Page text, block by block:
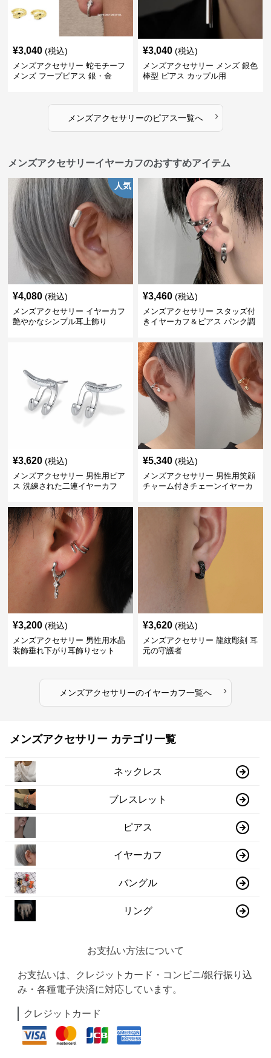
¥3,040 (税込)
メンズアクセサリー 蛇モチーフ
メンズ フープピアス 銀・金
¥3,040 (税込)
メンズアクセサリー メンズ 銀色
棒型 ピアス カップル用
メンズアクセサリーのピアス一覧へ ›
メンズアクセサリーイヤーカフのおすすめアイテム
人気
¥4,080 (税込)
メンズアクセサリー イヤーカフ
艶やかなシンプル耳上飾り
¥3,460 (税込)
メンズアクセサリー スタッズ付
きイヤーカフ＆ピアス パンク調
¥3,620 (税込)
メンズアクセサリー 男性用ピア
ス 洗練された二連イヤーカフ
¥5,340 (税込)
メンズアクセサリー 男性用笑顔
チャーム付きチェーンイヤーカ
¥3,200 (税込)
メンズアクセサリー 男性用水晶
装飾垂れ下がり耳飾りセット
¥3,620 (税込)
メンズアクセサリー 龍紋彫刻 耳
元の守護者
メンズアクセサリーのイヤーカフ一覧へ ›
メンズアクセサリー カテゴリ一覧
ネックレス
ブレスレット
ピアス
イヤーカフ
バングル
リング
お支払い方法について
お支払いは、クレジットカード・コンビニ/銀行振り込
み・各種電子決済に対応しています。
クレジットカード